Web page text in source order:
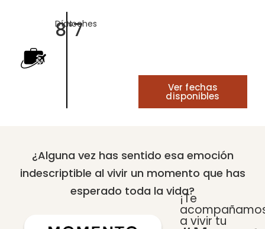
Días
8Noches
7
Ver fechas
disponibles
¿Alguna vez has sentido esa emoción
indescriptible al vivir un momento que has
esperado toda la vida?
¡Te
a vivir tu